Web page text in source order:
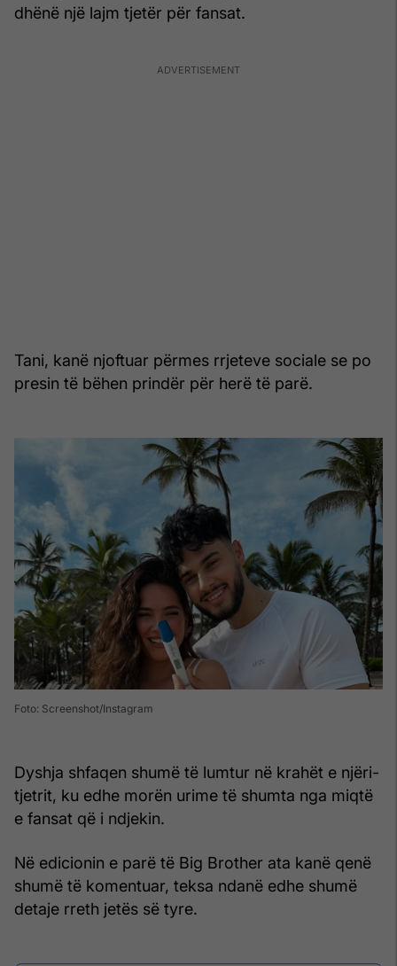
dhënë një lajm tjetër për fansat.
Tani, kanë njoftuar përmes rrjeteve sociale se po
presin të bëhen prindër për herë të parë.
Foto: Screenshot/Instagram
Dyshja shfaqen shumë të lumtur në krahët e njëri-
tjetrit, ku edhe morën urime të shumta nga miqtë
e fansat që i ndjekin.
Në edicionin e parë të Big Brother ata kanë qenë
shumë të komentuar, teksa ndanë edhe shumë
detaje rreth jetës së tyre.